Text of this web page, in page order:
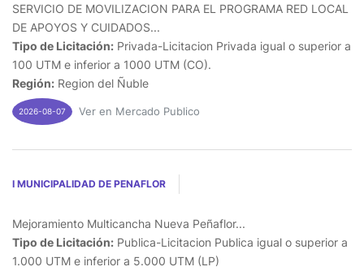
SERVICIO DE MOVILIZACION PARA EL PROGRAMA RED LOCAL
DE APOYOS Y CUIDADOS...
Tipo de Licitación: Privada-Licitacion Privada igual o superior a
100 UTM e inferior a 1000 UTM (CO).
Región: Region del Ñuble
2026-08-07 Ver en Mercado Publico
I MUNICIPALIDAD DE PENAFLOR
Mejoramiento Multicancha Nueva Peñaflor...
Tipo de Licitación: Publica-Licitacion Publica igual o superior a
1.000 UTM e inferior a 5.000 UTM (LP)